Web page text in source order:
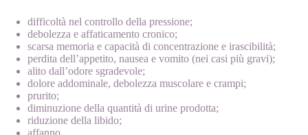
difficoltà nel controllo della pressione;
debolezza e affaticamento cronico;
scarsa memoria e capacità di concentrazione e irascibilità;
perdita dell’appetito, nausea e vomito (nei casi più gravi);
alito dall’odore sgradevole;
dolore addominale, debolezza muscolare e crampi;
prurito;
diminuzione della quantità di urine prodotta;
riduzione della libido;